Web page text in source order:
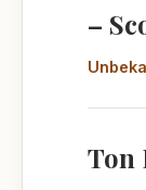
–
Ton